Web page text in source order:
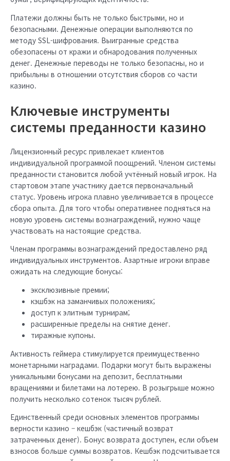
Платежи должны быть не только быстрыми, но и
безопасными. Денежные операции выполняются по
методу SSL-шифрования. Выигранные средства
обезопасены от кражи и обнародования полученных
денег. Денежные переводы не только безопасны, но и
прибыльны в отношении отсутствия сборов со части
казино.
Ключевые инструменты
системы преданности казино
Лицензионный ресурс привлекает клиентов
индивидуальной программой поощрений. Членом системы
преданности становится любой учтённый новый игрок. На
стартовом этапе участнику дается первоначальный
статус. Уровень игрока плавно увеличивается в процессе
сбора опыта. Для того чтобы оперативнее подняться на
новую уровень системы вознаграждений, нужно чаще
участвовать на настоящие средства.
Членам программы вознаграждений предоставлено ряд
индивидуальных инструментов. Азартные игроки вправе
ожидать на следующие бонусы:
эксклюзивные премии;
кэшбэк на заманчивых положениях;
доступ к элитным турнирам;
расширенные пределы на снятие денег.
тиражные купоны.
Активность геймера стимулируется преимущественно
монетарными наградами. Подарки могут быть выражены
уникальными бонусами на депозит, бесплатными
вращениями и билетами на лотерею. В розыгрыше можно
получить несколько сотенок тысяч рублей.
Единственный среди основных элементов программы
верности казино – кешбэк (частичный возврат
затраченных денег). Бонус возврата доступен, если объем
взносов больше суммы возвратов. Кешбэк подсчитывается